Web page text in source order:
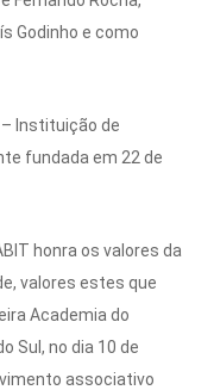
Godinho e como
Instituição de
fundada em 22 de
honra os valores da
valores estes que
Academia do
Sul, no dia 10 de
associativo